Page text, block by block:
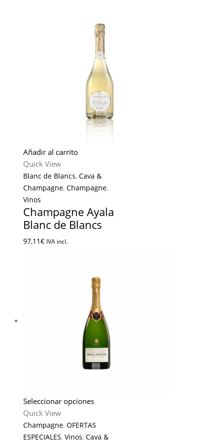
Añadir al carrito
Quick View
Blanc de Blancs, Cava &
Champagne, Champagne,
Vinos
Champagne Ayala
Blanc de Blancs
97,11€ IVA incl.
Seleccionar opciones
Quick View
Champagne, OFERTAS
ESPECIALES, Vinos, Cava &